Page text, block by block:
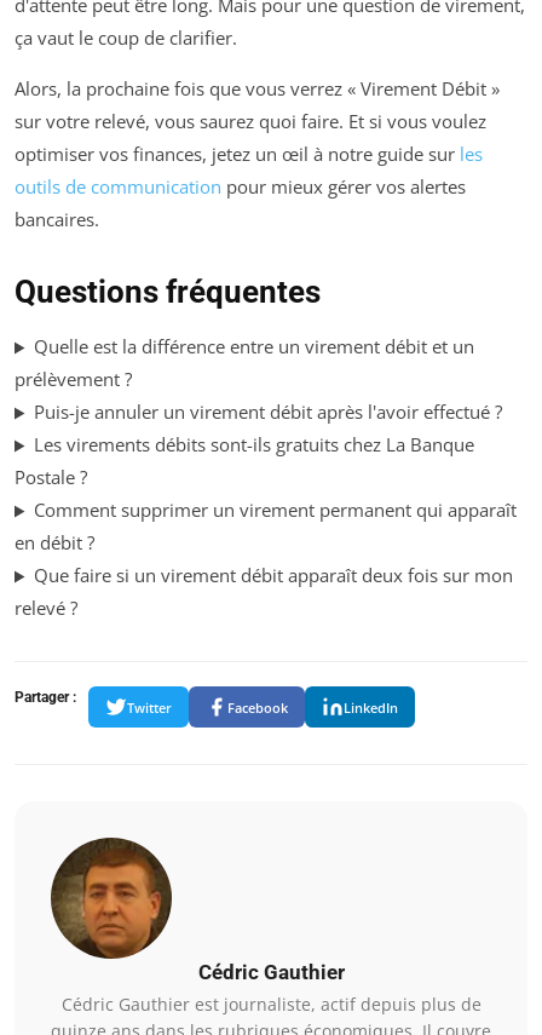
d'attente peut être long. Mais pour une question de virement,
ça vaut le coup de clarifier.
Alors, la prochaine fois que vous verrez « Virement Débit »
sur votre relevé, vous saurez quoi faire. Et si vous voulez
optimiser vos finances, jetez un œil à notre guide sur les
outils de communication pour mieux gérer vos alertes
bancaires.
Questions fréquentes
Quelle est la différence entre un virement débit et un
prélèvement ?
Puis-je annuler un virement débit après l'avoir effectué ?
Les virements débits sont-ils gratuits chez La Banque
Postale ?
Comment supprimer un virement permanent qui apparaît
en débit ?
Que faire si un virement débit apparaît deux fois sur mon
relevé ?
Partager :
Twitter Facebook LinkedIn
Cédric Gauthier
Cédric Gauthier est journaliste, actif depuis plus de